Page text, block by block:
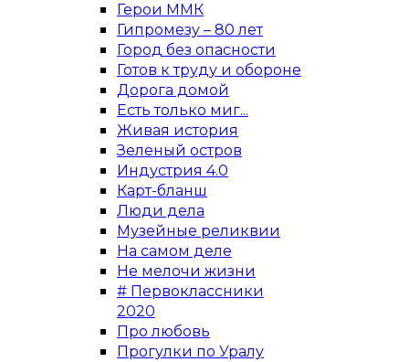
Герои ММК
Гипромезу – 80 лет
Город без опасности
Готов к труду и обороне
Дорога домой
Есть только миг...
Живая история
Зеленый остров
Индустрия 4.0
Карт-бланш
Люди дела
Музейные реликвии
На самом деле
Не мелочи жизни
# Первоклассники
2020
Про любовь
Прогулки по Уралу